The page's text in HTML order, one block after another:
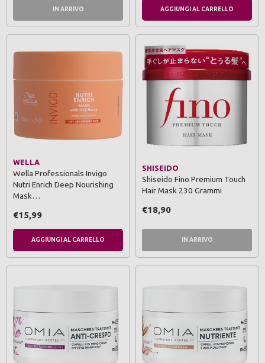
IN ARRIVO AGGIUNGI AL CARRELLO
WELLA
Wella Professionals Invigo
Nutri Enrich Deep Nourishing
Mask…
€15,99
AGGIUNGI AL CARRELLO
SHISEIDO
Shiseido Fino Premium Touch
Hair Mask 230 Grammi
€18,90
IN ARRIVO